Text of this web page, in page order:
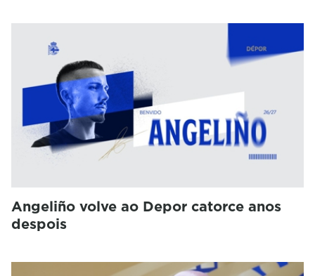
Angeliño volve ao Depor catorce anos
despois